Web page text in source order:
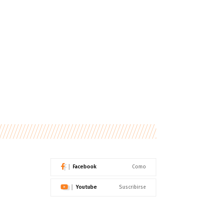
Facebook Como
Youtube Suscribirse